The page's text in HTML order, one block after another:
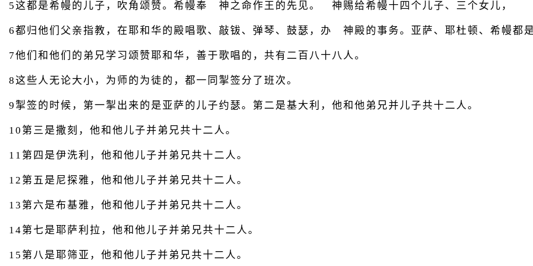
5这都是希幔的儿子，吹角颂赞。希幔奉 神之命作王的先见。 神赐给希幔十四个儿子、三个女儿，
6都归他们父亲指教，在耶和华的殿唱歌、敲钹、弹琴、鼓瑟，办 神殿的事务。亚萨、耶杜顿、希幔都是
7他们和他们的弟兄学习颂赞耶和华，善于歌唱的，共有二百八十八人。
8这些人无论大小，为师的为徒的，都一同掣签分了班次。
9掣签的时候，第一掣出来的是亚萨的儿子约瑟。第二是基大利，他和他弟兄并儿子共十二人。
10第三是撒刻，他和他儿子并弟兄共十二人。
11第四是伊洗利，他和他儿子并弟兄共十二人。
12第五是尼探雅，他和他儿子并弟兄共十二人。
13第六是布基雅，他和他儿子并弟兄共十二人。
14第七是耶萨利拉，他和他儿子并弟兄共十二人。
15第八是耶筛亚，他和他儿子并弟兄共十二人。